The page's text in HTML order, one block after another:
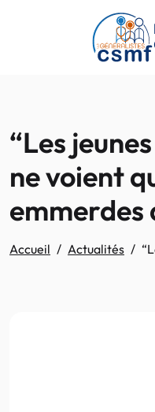
Passer au contenu principal
“Les
ne voient
emmerdes
Accueil Actualités